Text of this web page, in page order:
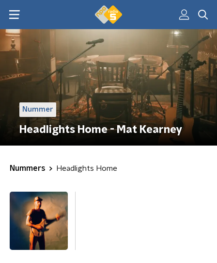
Nummer
Headlights Home - Mat Kearney
Nummers Headlights Home